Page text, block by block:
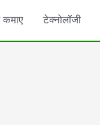
टेक्नोलॉजी